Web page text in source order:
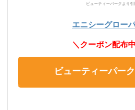
ビューティーパークより引
エニシーグロー
＼クーポン配布
ビューティーパー